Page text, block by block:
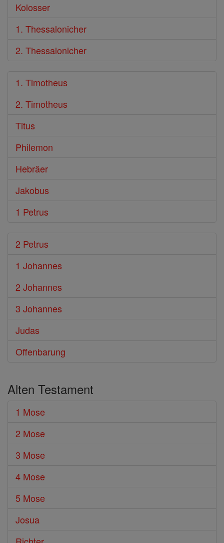
Kolosser
1. Thessalonicher
2. Thessalonicher
1. Timotheus
2. Timotheus
Titus
Philemon
Hebräer
Jakobus
1 Petrus
2 Petrus
1 Johannes
2 Johannes
3 Johannes
Judas
Offenbarung
Alten Testament
1 Mose
2 Mose
3 Mose
4 Mose
5 Mose
Josua